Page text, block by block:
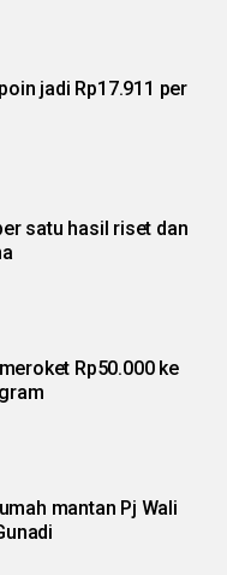
jadi Rp17.911 per
satu hasil riset dan
Rp50.000 ke
mantan Pj Wali